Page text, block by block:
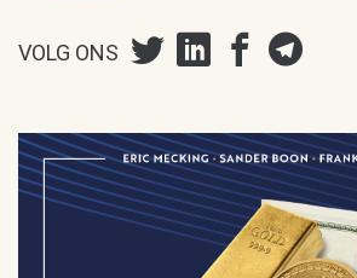
VOLG ONS